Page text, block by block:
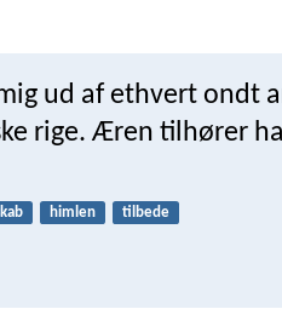
ud af ethvert ondt
rige. Æren tilhører
himlen tilbede